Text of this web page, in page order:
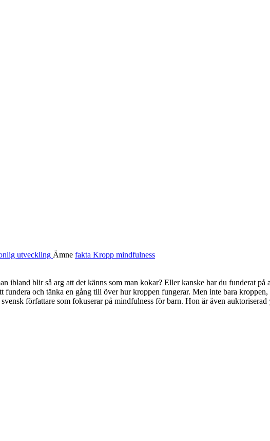
utveckling Ämne fakta Kropp mindfulness
blir så arg att det känns som man kokar? Eller kanske har du funderat på
och tänka en gång till över hur kroppen fungerar. Men inte bara kroppen,
författare som fokuserar på mindfulness för barn. Hon är även auktoriserad